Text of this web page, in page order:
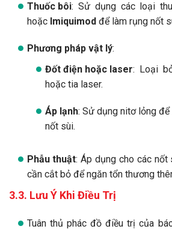
Thuốc bôi: Sử dụng các loại
hoặc Imiquimod để làm rụng nốt
Phương pháp vật lý:
Đốt điện hoặc laser: Loại
hoặc tia laser.
Áp lạnh: Sử dụng nitơ lỏng
nốt sùi.
Phẫu thuật: Áp dụng cho các nốt
cần cắt bỏ để ngăn tổn thương
3.3. Lưu Ý Khi Điều Trị
Tuân thủ phác đồ điều trị của